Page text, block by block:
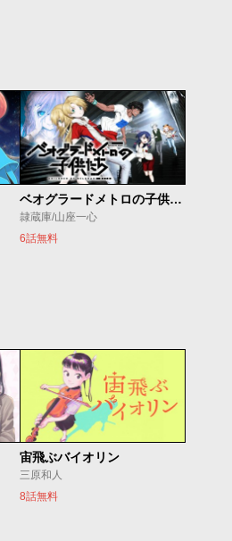
ベオグラードメトロの子供たち
隷蔵庫/山座一心
6話無料
宙飛ぶバイオリン
三原和人
8話無料